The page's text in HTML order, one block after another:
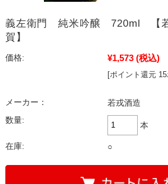
義左衛門 純米吟醸 720ml 【若
賀】
価格: ¥1,573 (税込)
[ポイント還元
メーカー：
若戎酒造
数量:
本
在庫: ○